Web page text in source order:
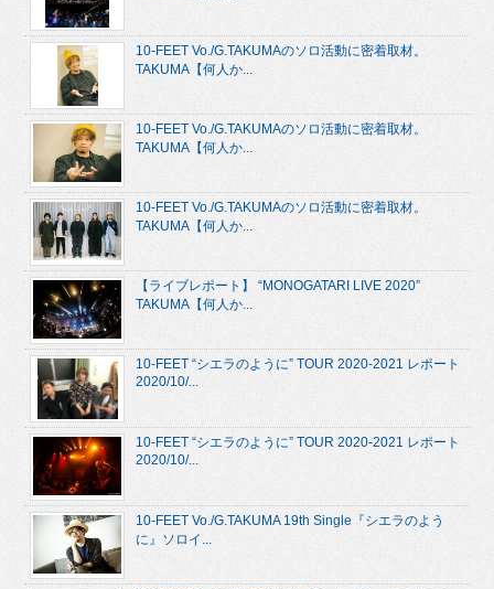
10-FEET Vo./G.TAKUMAのソロ活動に密着取材。
TAKUMA【何人か...
10-FEET Vo./G.TAKUMAのソロ活動に密着取材。
TAKUMA【何人か...
10-FEET Vo./G.TAKUMAのソロ活動に密着取材。
TAKUMA【何人か...
【ライブレポート】 “MONOGATARI LIVE 2020”
TAKUMA【何人か...
10-FEET “シエラのように” TOUR 2020-2021 レポート
2020/10/...
10-FEET “シエラのように” TOUR 2020-2021 レポート
2020/10/...
10-FEET Vo./G.TAKUMA 19th Single『シエラのよう
に』ソロイ...